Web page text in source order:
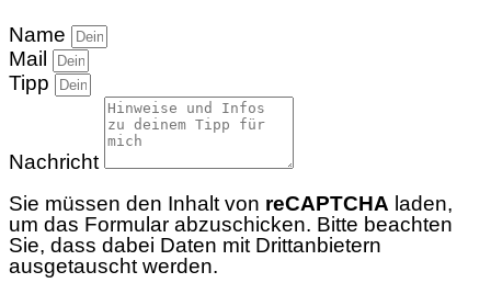
Name
Mail
Tipp
Nachricht
Sie müssen den Inhalt von reCAPTCHA laden,
um das Formular abzuschicken. Bitte beachten
Sie, dass dabei Daten mit Drittanbietern
ausgetauscht werden.